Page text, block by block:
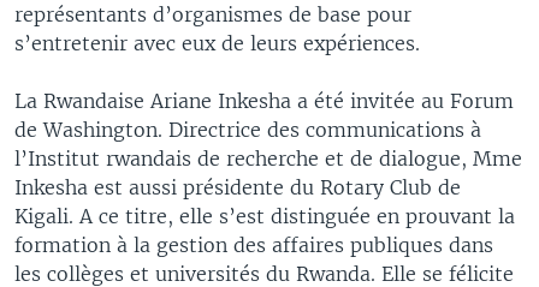
représentants d’organismes de base pour
s’entretenir avec eux de leurs expériences.
La Rwandaise Ariane Inkesha a été invitée au Forum
de Washington. Directrice des communications à
l’Institut rwandais de recherche et de dialogue, Mme
Inkesha est aussi présidente du Rotary Club de
Kigali. A ce titre, elle s’est distinguée en prouvant la
formation à la gestion des affaires publiques dans
les collèges et universités du Rwanda. Elle se félicite